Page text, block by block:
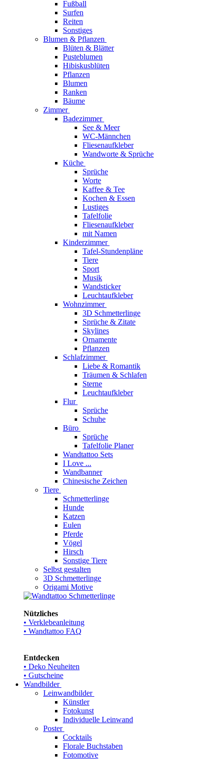
Fußball
Surfen
Reiten
Sonstiges
Blumen & Pflanzen
Blüten & Blätter
Pusteblumen
Hibiskusblüten
Pflanzen
Blumen
Ranken
Bäume
Zimmer
Badezimmer
See & Meer
WC-Männchen
Fliesenaufkleber
Wandworte & Sprüche
Küche
Sprüche
Worte
Kaffee & Tee
Kochen & Essen
Lustiges
Tafelfolie
Fliesenaufkleber
mit Namen
Kinderzimmer
Tafel-Stundenpläne
Tiere
Sport
Musik
Wandsticker
Leuchtaufkleber
Wohnzimmer
3D Schmetterlinge
Sprüche & Zitate
Skylines
Ornamente
Pflanzen
Schlafzimmer
Liebe & Romantik
Träumen & Schlafen
Sterne
Leuchtaufkleber
Flur
Sprüche
Schuhe
Büro
Sprüche
Tafelfolie Planer
Wandtattoo Sets
I Love ...
Wandbanner
Chinesische Zeichen
Tiere
Schmetterlinge
Hunde
Katzen
Eulen
Pferde
Vögel
Hirsch
Sonstige Tiere
Selbst gestalten
3D Schmetterlinge
Origami Motive
Nützliches
• Verklebeanleitung
• Wandtattoo FAQ
Entdecken
• Deko Neuheiten
• Gutscheine
Wandbilder
Leinwandbilder
Künstler
Fotokunst
Individuelle Leinwand
Poster
Cocktails
Florale Buchstaben
Fotomotive